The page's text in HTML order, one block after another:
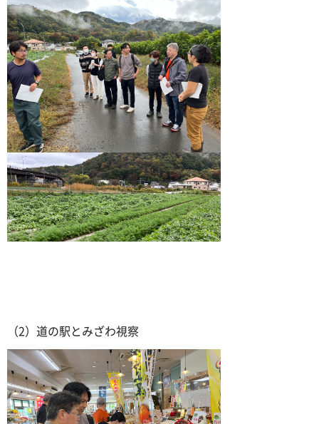
（2）道の駅とみざわ視察